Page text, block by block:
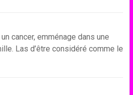
cancer, emménage dans une
Las d’être considéré comme le